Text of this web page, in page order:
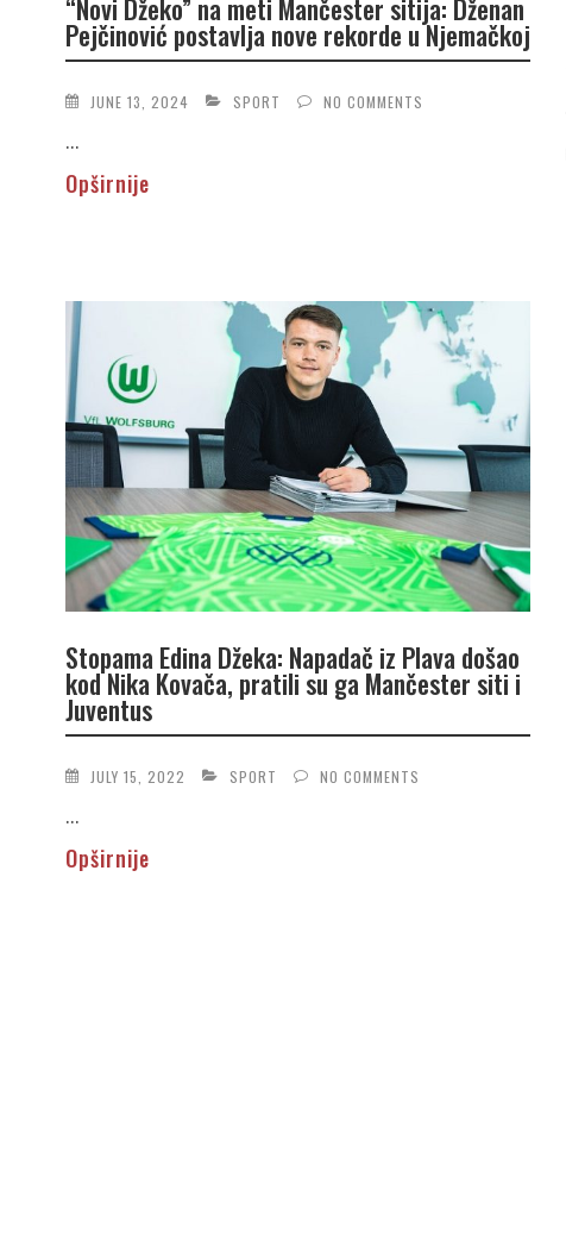
“Novi Džeko” na meti Mančester sitija: Dženan
Pejčinović postavlja nove rekorde u Njemačkoj
JUNE 13, 2024 SPORT NO COMMENTS
...
Opširnije
Stopama Edina Džeka: Napadač iz Plava došao
kod Nika Kovača, pratili su ga Mančester siti i
Juventus
JULY 15, 2022 SPORT NO COMMENTS
...
Opširnije